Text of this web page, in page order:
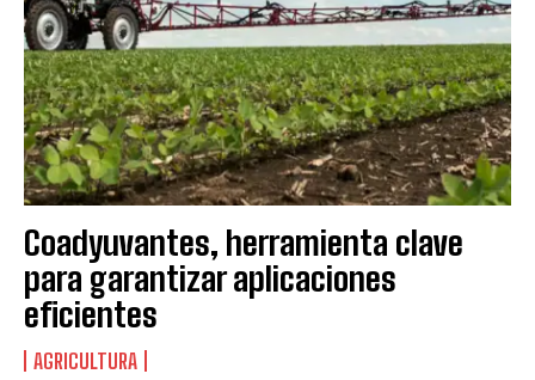
Coadyuvantes, herramienta clave
para garantizar aplicaciones
eficientes
AGRICULTURA